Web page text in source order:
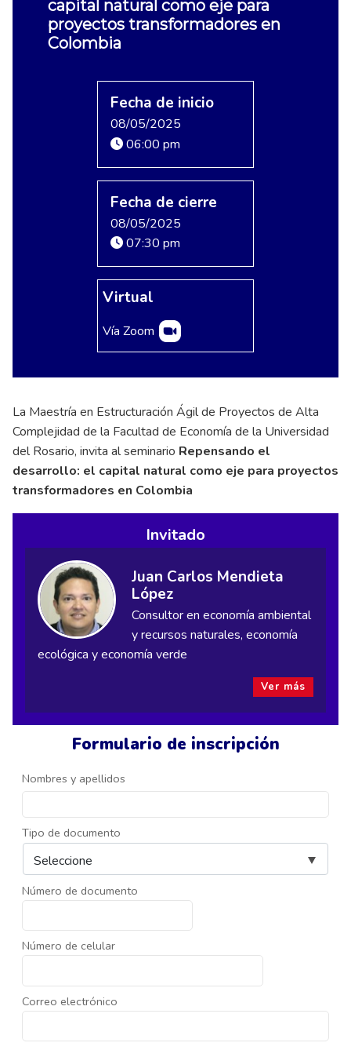
Formulario de inscripción
Nombres y apellidos
Tipo de documento
Número de documento
Número de celular
Correo electrónico
capital natural como eje para
proyectos transformadores en
Colombia
Fecha de inicio
08/05/2025
06:00 pm
Fecha de cierre
08/05/2025
07:30 pm
Virtual
Vía Zoom
La Maestría en Estructuración Ágil de Proyectos de Alta
Complejidad de la Facultad de Economía de la Universidad
del Rosario, invita al seminario Repensando el
desarrollo: el capital natural como eje para proyectos
transformadores en Colombia
Invitado
Juan Carlos Mendieta
López
Consultor en economía ambiental
y recursos naturales, economía
ecológica y economía verde
Ver más